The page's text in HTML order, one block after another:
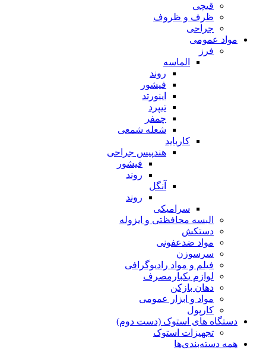
قیچی
ظرف و ظروف
جراحی
مواد عمومی
فرز
الماسه
روند
فیشور
اینورتد
تیپرد
چمفر
شعله شمعی
کارباید
هندپیس جراحی
فیشور
روند
آنگل
روند
سرامیکی
البسه محافظتی و ایزوله
دستکش
مواد ضدعفونی
سرسوزن
فیلم و مواد رادیوگرافی
لوازم یکبارمصرف
دهان بازکن
مواد و ابزار عمومی
کارپول
دستگاه های استوک (دست دوم)
تجهیزات استوک
همه دسته‌بندی‌ها